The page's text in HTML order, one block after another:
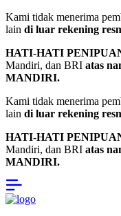
⁠Kami tidak menerima
lain di luar rekening
HATI-HATI
Mandiri, dan BRI atas
MANDIRI.
⁠Kami tidak menerima
lain di luar rekening
HATI-HATI
Mandiri, dan BRI atas
MANDIRI.